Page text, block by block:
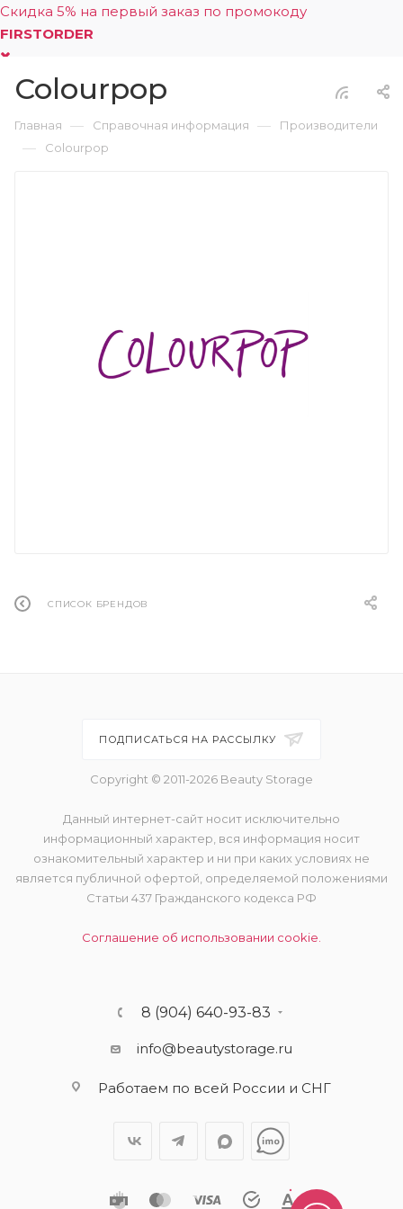
Скидка 5% на первый заказ по промокоду
FIRSTORDER
0
Colourpop
Главная — Справочная информация — Производители
— Colourpop
СПИСОК БРЕНДОВ
ПОДПИСАТЬСЯ НА РАССЫЛКУ
Copyright © 2011-2026 Beauty Storage
Данный интернет-сайт носит исключительно
информационный характер, вся информация носит
ознакомительный характер и ни при каких условиях не
является публичной офертой, определяемой положениями
Статьи 437 Гражданского кодекса РФ
Соглашение об использовании cookie.
8 (904) 640-93-83
info@beautystorage.ru
Работаем по всей России и СНГ